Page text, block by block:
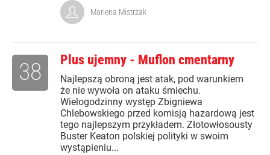
Marlena Mistrzak
Plus ujemny - Muflon cmentarny
Najlepszą obroną jest atak, pod warunkiem
że nie wywoła on ataku śmiechu.
Wielogodzinny występ Zbigniewa
Chlebowskiego przed komisją hazardową jest
tego najlepszym przykładem. Złotowłosousty
Buster Keaton polskiej polityki w swoim
wystąpieniu...
38